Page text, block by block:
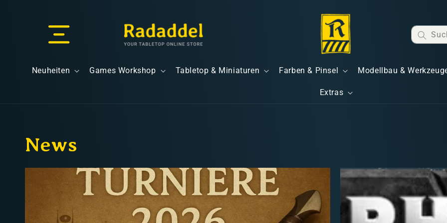
Neuheiten Games Workshop Tabletop & Miniaturen Farben & Pinsel Modellbau &
Extras
News
Versandkosten
Kostenloser Versand